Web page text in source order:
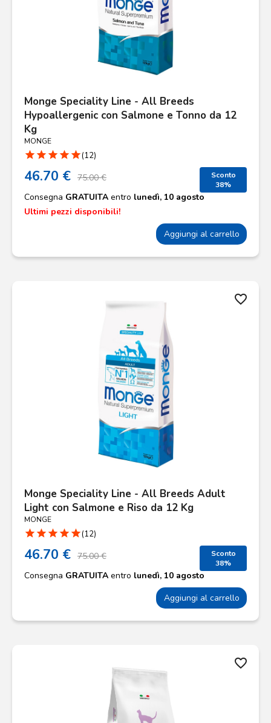
Monge Speciality Line - All Breeds
Hypoallergenic con Salmone e Tonno da 12
Kg
MONGE
star star star star star(12)
46.70 € 75.00 €
Sconto
38%
Consegna GRATUITA entro lunedì, 10 agosto
Ultimi pezzi disponibili!
Aggiungi al carrello
favorite_border
Monge Speciality Line - All Breeds Adult
Light con Salmone e Riso da 12 Kg
MONGE
star star star star star(12)
46.70 € 75.00 €
Sconto
38%
Consegna GRATUITA entro lunedì, 10 agosto
Aggiungi al carrello
favorite_border